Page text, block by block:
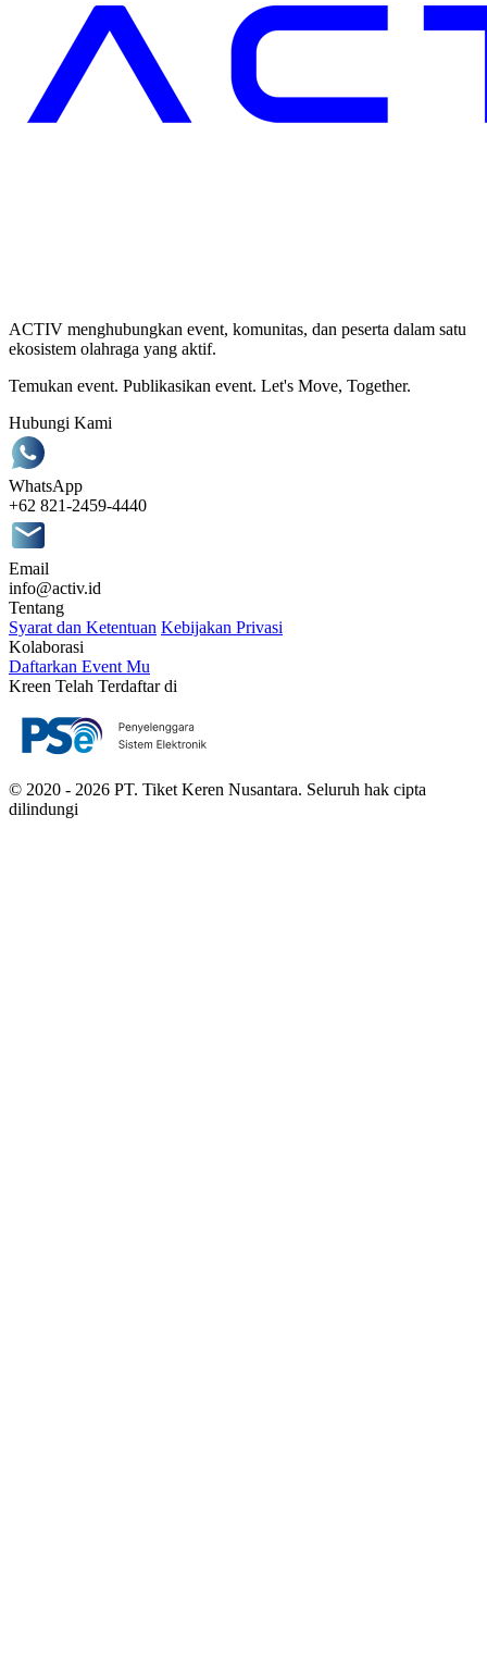
ACTIV menghubungkan event, komunitas, dan peserta dalam satu
ekosistem olahraga yang aktif.
Temukan event. Publikasikan event. Let's Move, Together.
Hubungi Kami
WhatsApp
+62 821-2459-4440
Email
info@activ.id
Tentang
Syarat dan Ketentuan Kebijakan Privasi
Kolaborasi
Daftarkan Event Mu
Kreen Telah Terdaftar di
© 2020 - 2026 PT. Tiket Keren Nusantara. Seluruh hak cipta
dilindungi